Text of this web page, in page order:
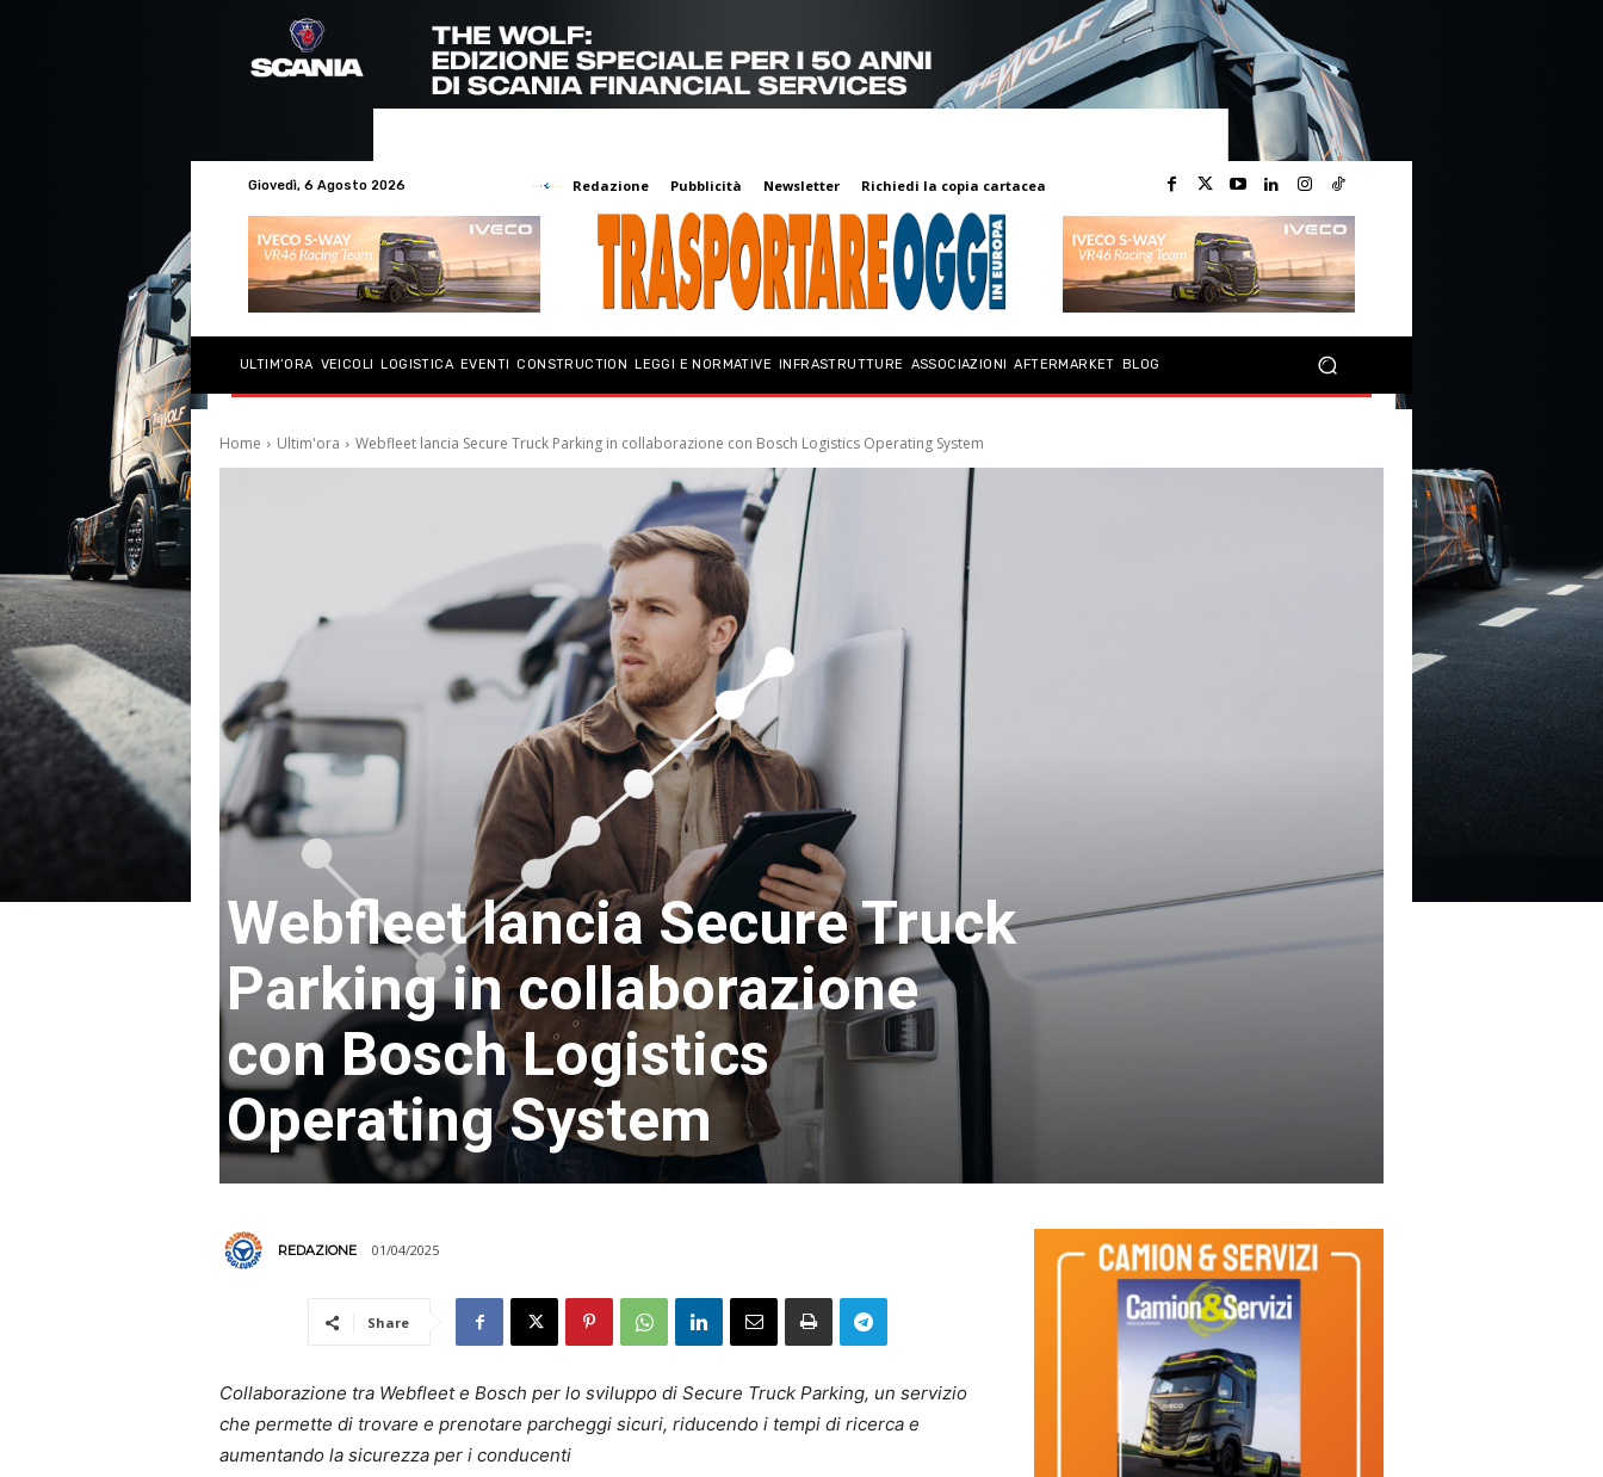
Giovedì, 6 Agosto 2026 Redazione Pubblicità Newsletter Richiedi la copia cartacea
ULTIM’ORA VEICOLI LOGISTICA EVENTI CONSTRUCTION LEGGI E NORMATIVE INFRASTRUTTURE ASSOCIAZIONI AFTERMARKET BLOG
Home Ultim'ora Webfleet lancia Secure Truck Parking in collaborazione con Bosch Logistics Operating System
Webfleet lancia Secure Truck
Parking in collaborazione
con Bosch Logistics
Operating System
REDAZIONE 01/04/2025
Share
Collaborazione tra Webfleet e Bosch per lo sviluppo di Secure Truck Parking, un servizio
che permette di trovare e prenotare parcheggi sicuri, riducendo i tempi di ricerca e
aumentando la sicurezza per i conducenti